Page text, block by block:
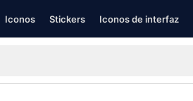
Iconos Stickers Iconos de interfaz